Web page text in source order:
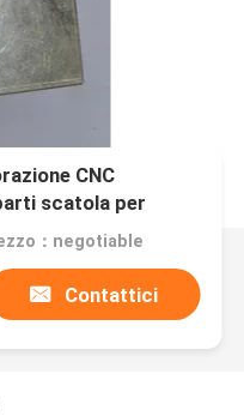
CNC
scatola per
：negotiable
Contattici